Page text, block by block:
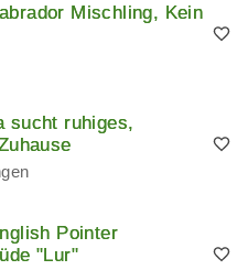
Mischling, Kein
sucht ruhiges,
Pointer
"Lur"